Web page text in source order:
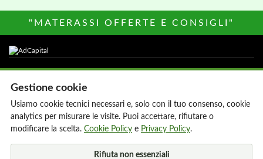
"MATERASSI OFFERTE E CONSIGLI"
Hair Stylist Italia
My Onlus
Hotels Italia
MediacareFibra
Di chi e
Gestione cookie
Usiamo cookie tecnici necessari e, solo con il tuo consenso, cookie
analytics per misurare le visite. Puoi accettare, rifiutare o
modificare la scelta. Cookie Policy e Privacy Policy.
Rifiuta non essenziali